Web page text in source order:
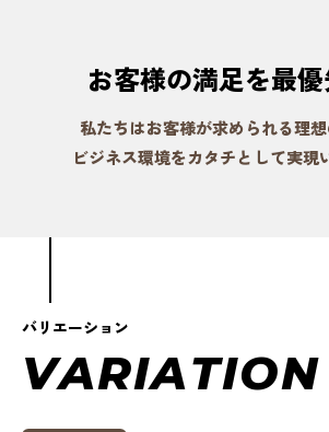
お客様の満足を最優
私たちはお客様が求められる理
ビジネス環境をカタチとして実現
バリエーション
VARIATION